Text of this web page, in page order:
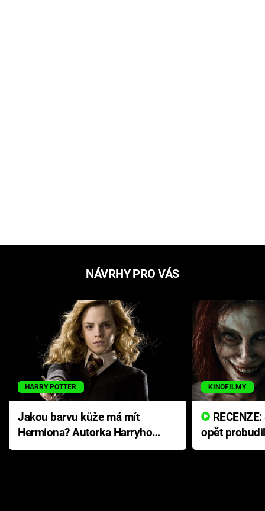
NÁVRHY PRO VÁS
HARRY POTTER
Jakou barvu kůže má mít
Hermiona? Autorka Harryho
Pottera přišla s ráznou
KINOFILMY
opět
přichází s